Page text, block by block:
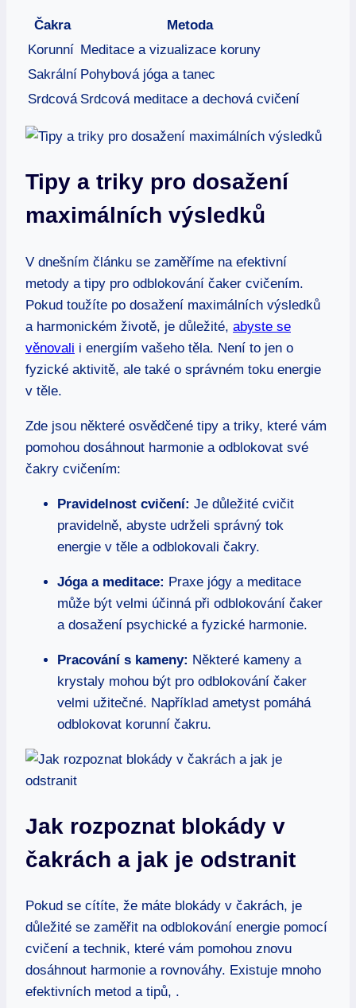
Čakra
Metoda
Korunní Meditace a vizualizace koruny
Sakrální Pohybová jóga a tanec
Srdcová Srdcová meditace a dechová cvičení
Tipy a triky pro dosažení
maximálních výsledků
V dnešním článku se zaměříme na efektivní
metody a tipy pro odblokování čaker cvičením.
Pokud toužíte po dosažení maximálních výsledků
a harmonickém životě, je důležité, abyste se
věnovali i energiím vašeho těla. Není to jen o
fyzické aktivitě, ale také o správném toku energie
v těle.
Zde jsou některé osvědčené tipy a triky, které vám
pomohou dosáhnout harmonie a odblokovat své
čakry cvičením:
Pravidelnost cvičení: Je důležité cvičit
pravidelně, abyste udrželi správný tok
energie v těle a odblokovali čakry.
Jóga a meditace: Praxe jógy a meditace
může být velmi účinná při odblokování čaker
a dosažení psychické a fyzické harmonie.
Pracování s kameny: Některé kameny a
krystaly mohou být pro odblokování čaker
velmi užitečné. Například ametyst pomáhá
odblokovat korunní čakru.
Jak rozpoznat blokády v
čakrách a jak je odstranit
Pokud se cítíte, že máte blokády v čakrách, je
důležité se zaměřit na odblokování energie pomocí
cvičení a technik, které vám pomohou znovu
dosáhnout harmonie a rovnováhy. Existuje mnoho
efektivních metod a tipů, .